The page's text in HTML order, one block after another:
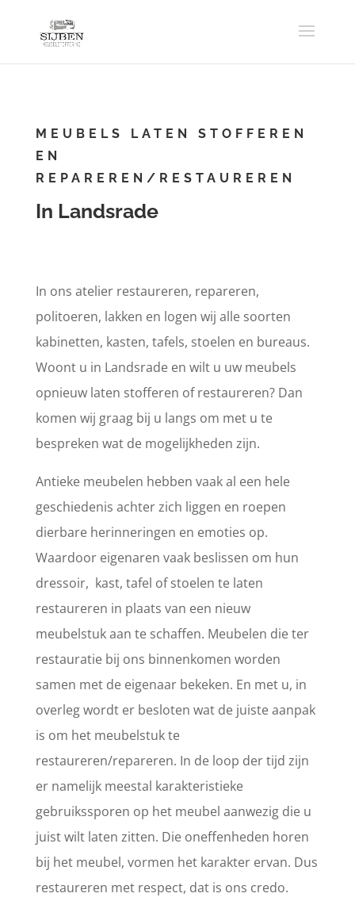
MEUBELS LATEN STOFFEREN
EN
REPAREREN/RESTAUREREN
In Landsrade
In ons atelier restaureren, repareren,
politoeren, lakken en logen wij alle soorten
kabinetten, kasten, tafels, stoelen en bureaus.
Woont u in Landsrade en wilt u uw meubels
opnieuw laten stofferen of restaureren? Dan
komen wij graag bij u langs om met u te
bespreken wat de mogelijkheden zijn.
Antieke meubelen hebben vaak al een hele
geschiedenis achter zich liggen en roepen
dierbare herinneringen en emoties op.
Waardoor eigenaren vaak beslissen om hun
dressoir, kast, tafel of stoelen te laten
restaureren in plaats van een nieuw
meubelstuk aan te schaffen. Meubelen die ter
restauratie bij ons binnenkomen worden
samen met de eigenaar bekeken. En met u, in
overleg wordt er besloten wat de juiste aanpak
is om het meubelstuk te
restaureren/repareren. In de loop der tijd zijn
er namelijk meestal karakteristieke
gebruikssporen op het meubel aanwezig die u
juist wilt laten zitten. Die oneffenheden horen
bij het meubel, vormen het karakter ervan. Dus
restaureren met respect, dat is ons credo.